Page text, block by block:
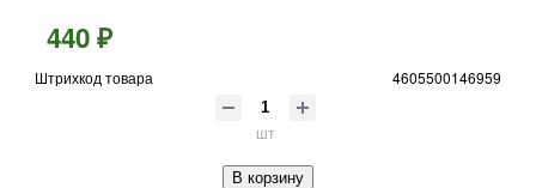
440 ₽
Штрихкод товара 4605500146959
шт
В корзину